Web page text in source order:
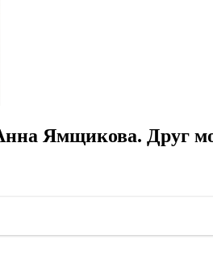
Ямщикова. Друг